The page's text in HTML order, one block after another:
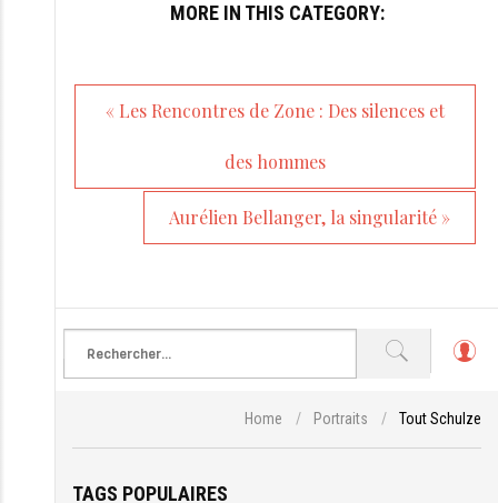
MORE IN THIS CATEGORY:
« Les Rencontres de Zone : Des silences et
des hommes
Aurélien Bellanger, la singularité »
g
in
Home / Portraits / Tout Schulze
TAGS POPULAIRES